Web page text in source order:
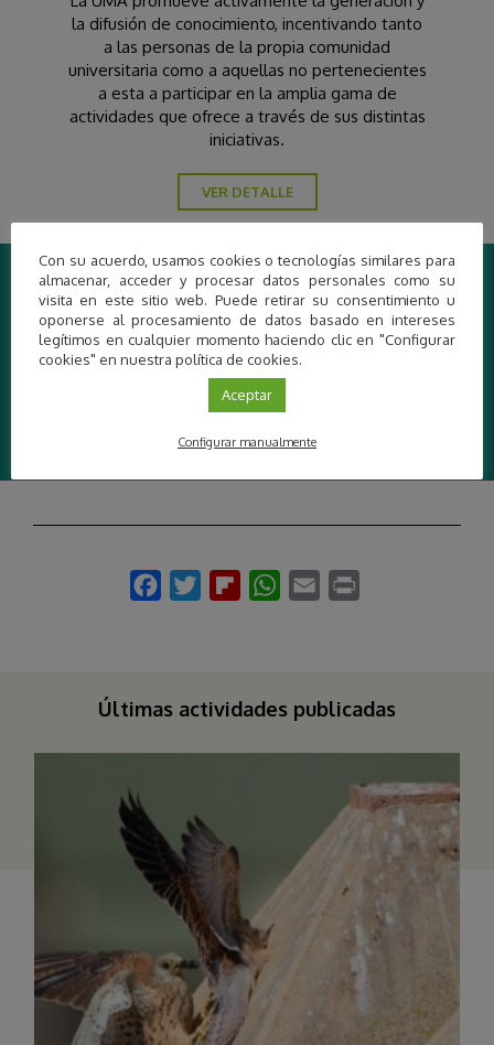
la difusión de conocimiento, incentivando tanto
a las personas de la propia comunidad
universitaria como a aquellas no pertenecientes
a esta a participar en la amplia gama de
actividades que ofrece a través de sus distintas
iniciativas.
VER DETALLE
Contacto
Teléfono: +34 952 13 67 14
Email: jardinbotanico@uma.es
Más información
Últimas actividades publicadas
Con su acuerdo, usamos cookies o tecnologías similares para
almacenar, acceder y procesar datos personales como su
visita en este sitio web. Puede retirar su consentimiento u
oponerse al procesamiento de datos basado en intereses
legítimos en cualquier momento haciendo clic en "Configurar
cookies" en nuestra política de cookies.
Aceptar
Configurar manualmente